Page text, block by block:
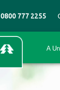
0800 777 2255
A